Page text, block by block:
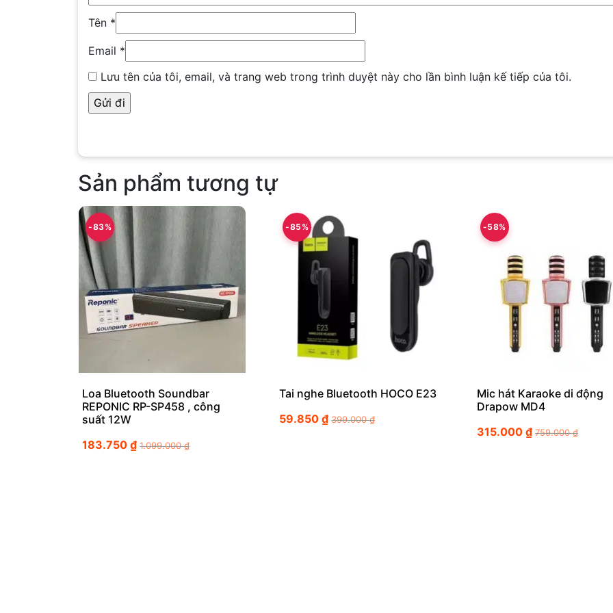
Tên *
Email *
Lưu tên của tôi, email, và trang web trong trình duyệt này cho lần bình luận kế tiếp của tôi.
Sản phẩm tương tự
-83%
Loa Bluetooth Soundbar
REPONIC RP-SP458 , công
suất 12W
183.750 ₫ 1.099.000₫
-85%
Tai nghe Bluetooth HOCO E23
59.850₫ 399.000₫
-58%
Mic hát Karaoke di động
Drapow MD4
315.000 ₫ 759.000₫